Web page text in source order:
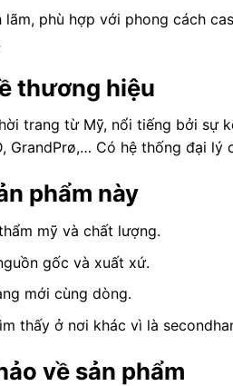
phù hợp với phong cách
thương hiệu
trang từ Mỹ, nổi tiếng bởi sự
GrandPrø,… Có hệ thống đại
phẩm này
mỹ và chất lượng.
gốc và xuất xứ.
mới cùng dòng.
thấy ở nơi khác vì là
về sản phẩm